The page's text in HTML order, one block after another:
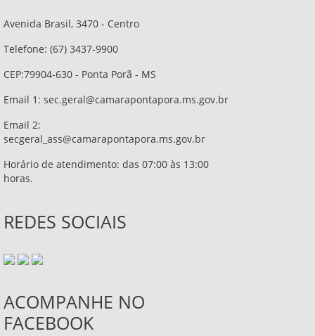
Avenida Brasil, 3470 - Centro
Telefone: (67) 3437-9900
CEP:79904-630 - Ponta Porã - MS
Email 1: sec.geral@camarapontapora.ms.gov.br
Email 2:
secgeral_ass@camarapontapora.ms.gov.br
Horário de atendimento: das 07:00 às 13:00
horas.
REDES SOCIAIS
ACOMPANHE NO
FACEBOOK